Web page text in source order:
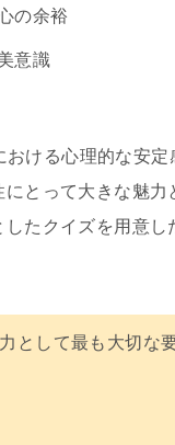
の余裕
意識
ける心理的な安定
とって大きな魅力
たクイズを用意し
として最も大切な